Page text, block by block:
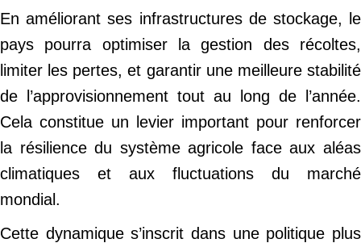
En améliorant ses infrastructures de stockage, le
pays pourra optimiser la gestion des récoltes,
limiter les pertes, et garantir une meilleure stabilité
de l’approvisionnement tout au long de l’année.
Cela constitue un levier important pour renforcer
la résilience du système agricole face aux aléas
climatiques et aux fluctuations du marché
mondial.
Cette dynamique s’inscrit dans une politique plus